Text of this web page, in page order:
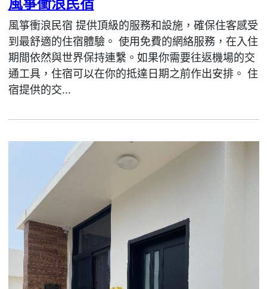
風箏衝浪民宿 提供頂級的服務和設施，確保住客感受
到最舒適的住宿體驗。 使用免費的網絡服務，在入住
期間依然與世界保持連繫。如果你需要往返機場的交
通工具，住宿可以在你的抵達日期之前作出安排。 住
宿提供的交...